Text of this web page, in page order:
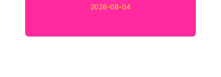
2026-08-04